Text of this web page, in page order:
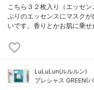
こちら３２枚入り（エッセ
ぷりのエッセンスにマスク
いです。香りとかお肌に乗
LuLuLun(ルルルン)
プレシャス GREEN(